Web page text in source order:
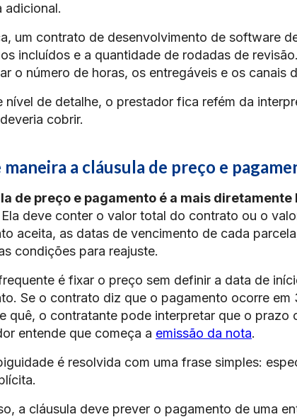
adicional.
um contrato de desenvolvimento de software
incluídos e a quantidade de rodadas de
o número de horas, os entregáveis e os canais
nível de detalhe, o prestador fica refém da
cobrir.
maneira a cláusula de preço e
de preço e pagamento é a mais
Ela deve conter o valor total do contrato ou o
aceita, as datas de vencimento de cada
condições para reajuste.
é fixar o preço sem definir a data de
Se o contrato diz que o pagamento ocorre
quê, o contratante pode interpretar que o prazo
entende que começa a emissão da nota.
é resolvida com uma frase simples:
a cláusula deve prever o pagamento de uma